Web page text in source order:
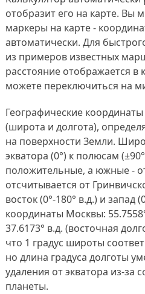
отобразит его на карте. Вы
маркеры на карте -
автоматически. Для
из примеров известных
расстояние отображается в
можете переключиться на
Географические
(широта и долгота),
на поверхности Земли.
экватора (0°) к полюсам
положительные, а южные -
отсчитывается от
восток (0°-180° в.д.) и запад
координаты Москвы:
37.6173° в.д. (восточная
что 1 градус широты
но длина градуса долготы
удаления от экватора из-за
планеты.